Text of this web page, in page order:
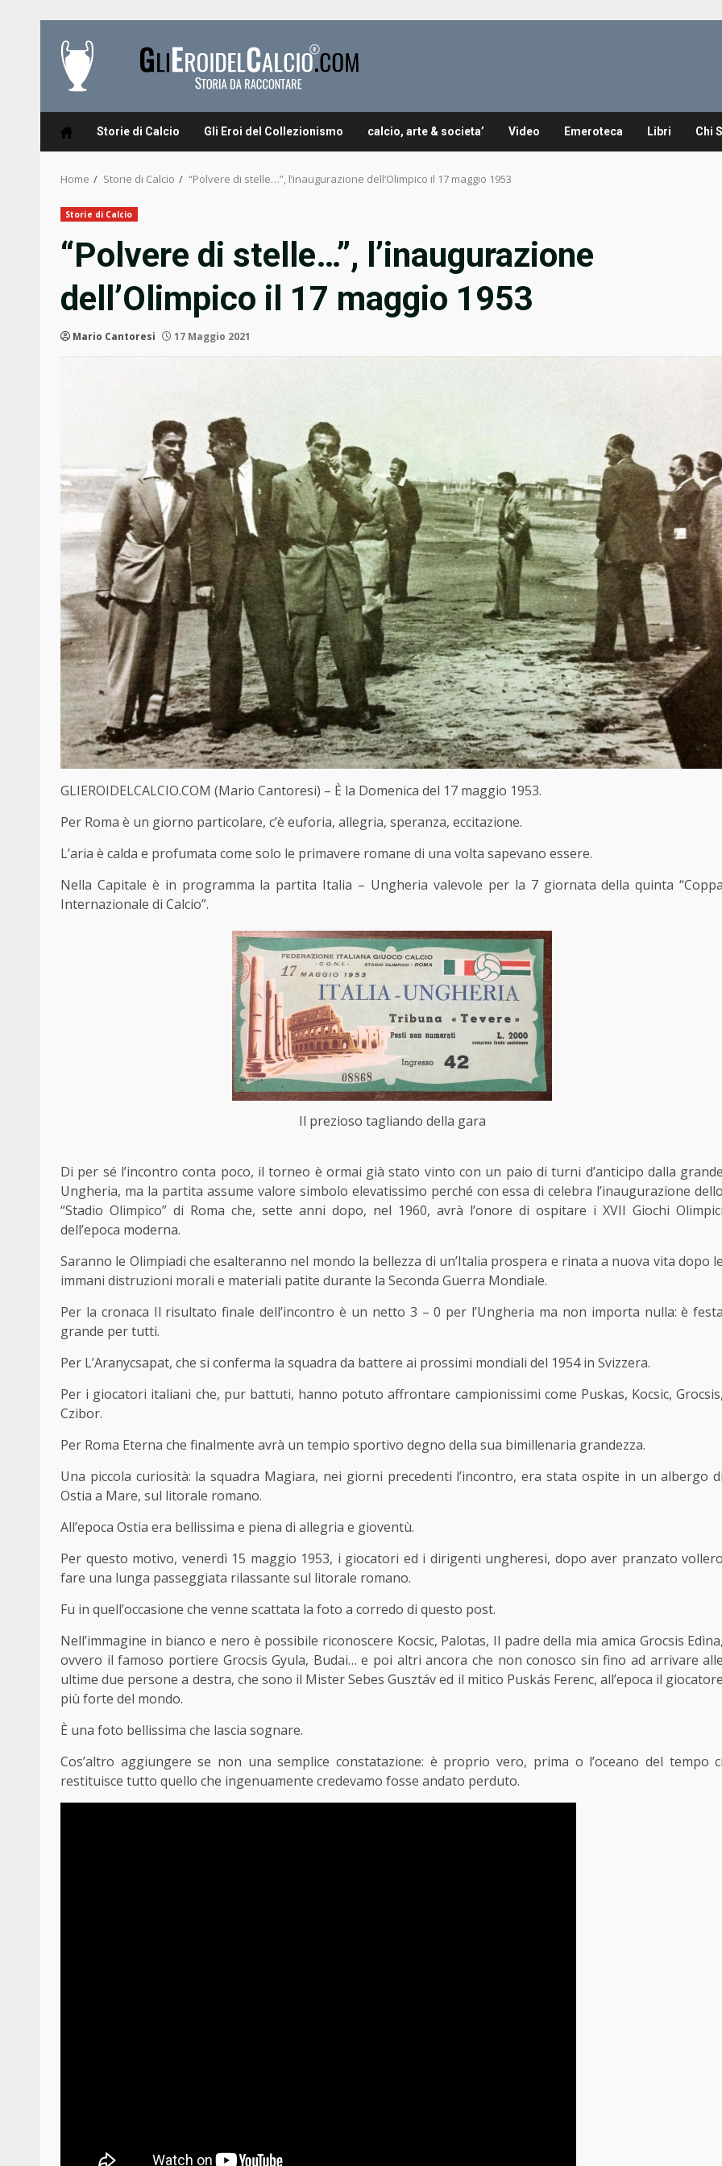
content
Storie di Calcio Gli Eroi del Collezionismo calcio, arte & societa’ Video Emeroteca Libri Chi
Home Storie di Calcio “Polvere di stelle…”, l’inaugurazione dell’Olimpico il 17 maggio 1953
Storie di Calcio
“Polvere di stelle…”, l’inaugurazione
dell’Olimpico il 17 maggio 1953
Mario Cantoresi 17 Maggio 2021
GLIEROIDELCALCIO.COM (Mario Cantoresi) – È la Domenica del 17 maggio 1953.
Per Roma è un giorno particolare, c’è euforia, allegria, speranza, eccitazione.
L’aria è calda e profumata come solo le primavere romane di una volta sapevano essere.
Nella Capitale è in programma la partita Italia – Ungheria valevole per la 7 giornata della quinta
Internazionale di Calcio”.
Il prezioso tagliando della gara
Di per sé l’incontro conta poco, il torneo è ormai già stato vinto con un paio di turni d’anticipo dalla
Ungheria, ma la partita assume valore simbolo elevatissimo perché con essa di celebra l’inaugurazione
“Stadio Olimpico” di Roma che, sette anni dopo, nel 1960, avrà l’onore di ospitare i XVII Giochi
dell’epoca moderna.
Saranno le Olimpiadi che esalteranno nel mondo la bellezza di un’Italia prospera e rinata a nuova vita dopo
immani distruzioni morali e materiali patite durante la Seconda Guerra Mondiale.
Per la cronaca Il risultato finale dell’incontro è un netto 3 – 0 per l’Ungheria ma non importa nulla: è
grande per tutti.
Per L’Aranycsapat, che si conferma la squadra da battere ai prossimi mondiali del 1954 in Svizzera.
Per i giocatori italiani che, pur battuti, hanno potuto affrontare campionissimi come Puskas, Kocsic,
Czibor.
Per Roma Eterna che finalmente avrà un tempio sportivo degno della sua bimillenaria grandezza.
Una piccola curiosità: la squadra Magiara, nei giorni precedenti l’incontro, era stata ospite in un albergo
Ostia a Mare, sul litorale romano.
All’epoca Ostia era bellissima e piena di allegria e gioventù.
Per questo motivo, venerdì 15 maggio 1953, i giocatori ed i dirigenti ungheresi, dopo aver pranzato
fare una lunga passeggiata rilassante sul litorale romano.
Fu in quell’occasione che venne scattata la foto a corredo di questo post.
Nell’immagine in bianco e nero è possibile riconoscere Kocsic, Palotas, Il padre della mia amica Grocsis
ovvero il famoso portiere Grocsis Gyula, Budai… e poi altri ancora che non conosco sin fino ad arrivare
ultime due persone a destra, che sono il Mister Sebes Gusztáv ed il mitico Puskás Ferenc, all’epoca il
più forte del mondo.
È una foto bellissima che lascia sognare.
Cos’altro aggiungere se non una semplice constatazione: è proprio vero, prima o l’oceano del tempo
restituisce tutto quello che ingenuamente credevamo fosse andato perduto.